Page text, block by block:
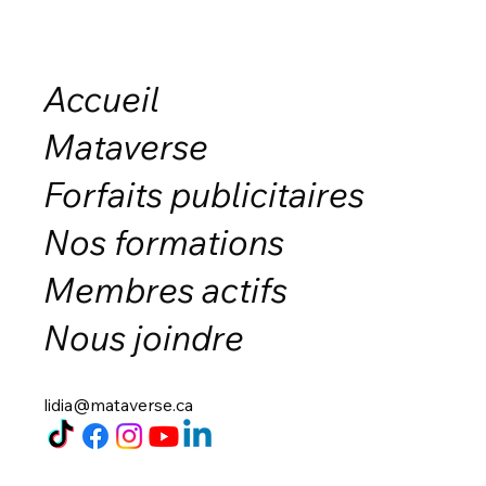
Accueil
Mataverse
Forfaits publicitaires
Nos formations
Membres actifs
Nous joindre
lidia@mataverse.ca